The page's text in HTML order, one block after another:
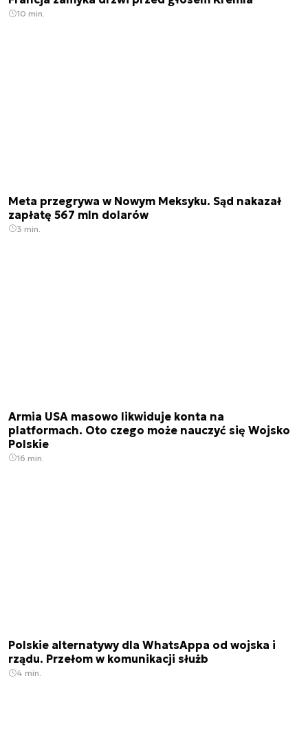
10 min.
Meta przegrywa w Nowym Meksyku. Sąd nakazał
zapłatę 567 mln dolarów
3 min.
Armia USA masowo likwiduje konta na
platformach. Oto czego może nauczyć się Wojsko
Polskie
16 min.
Polskie alternatywy dla WhatsAppa od wojska i
rządu. Przełom w komunikacji służb
4 min.